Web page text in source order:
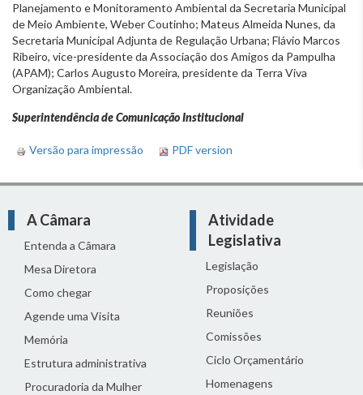
Planejamento e Monitoramento Ambiental da Secretaria Municipal
de Meio Ambiente, Weber Coutinho; Mateus Almeida Nunes, da
Secretaria Municipal Adjunta de Regulação Urbana; Flávio Marcos
Ribeiro, vice-presidente da Associação dos Amigos da Pampulha
(APAM); Carlos Augusto Moreira, presidente da Terra Viva
Organização Ambiental.
Superintendência de Comunicação Institucional
Versão para impressão PDF version
A Câmara
Entenda a Câmara
Mesa Diretora
Como chegar
Agende uma Visita
Memória
Estrutura administrativa
Procuradoria da Mulher
Atividade
Legislativa
Legislação
Proposições
Reuniões
Comissões
Ciclo Orçamentário
Homenagens